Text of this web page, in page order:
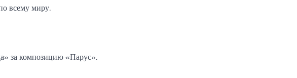
всему миру.
за композицию «Парус».